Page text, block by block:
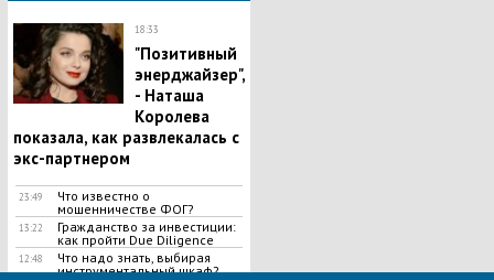
18:33
"Позитивный
энерджайзер",
- Наташа
Королева
показала, как развлекалась с
экс-партнером
23:49
Что известно о
мошенничестве ФОГ?
13:22
Гражданство за инвестиции:
как пройти Due Diligence
12:48
​Что надо знать, выбирая
инструментальный шкаф?